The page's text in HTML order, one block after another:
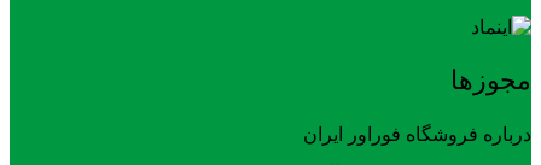
مجوزها
درباره فروشگاه فوراور ایران